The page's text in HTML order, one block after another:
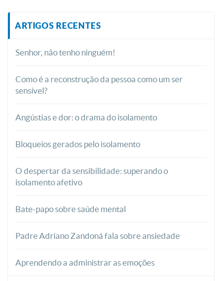
ARTIGOS RECENTES
Senhor, não tenho ninguém!
Como é a reconstrução da pessoa como um ser
sensível?
Angústias e dor: o drama do isolamento
Bloqueios gerados pelo isolamento
O despertar da sensibilidade: superando o
isolamento afetivo
Bate-papo sobre saúde mental
Padre Adriano Zandoná fala sobre ansiedade
Aprendendo a administrar as emoções